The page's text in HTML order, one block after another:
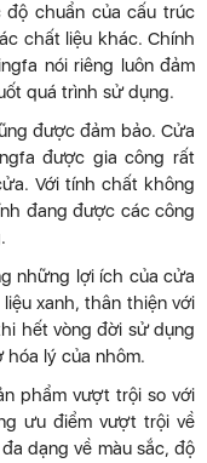
chuẩn của cấu trúc
chất liệu khác. Chính
nói riêng luôn đảm
quá trình sử dụng.
được đảm bảo. Cửa
được gia công rất
Với tính chất không
đang được các công
những lợi ích của cửa
xanh, thân thiện với
hết vòng đời sử dụng
lý của nhôm.
phẩm vượt trội so với
ưu điểm vượt trội về
dạng về màu sắc, độ